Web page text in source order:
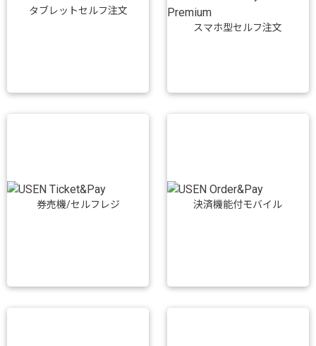
タブレットセルフ注文
スマホ型セルフ注文
券売機/セルフレジ 決済機能付モバイル